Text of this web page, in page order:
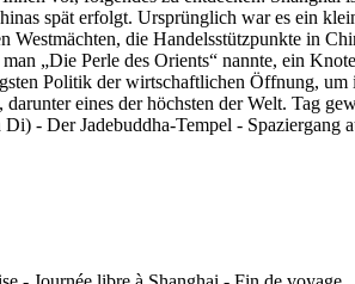
spät erfolgt. Ursprünglich war es ein
die Handelsstützpunkte in
„Die Perle des Orients“ nannte, ein
Politik der wirtschaftlichen Öffnung,
eines der höchsten der Welt. Tag
- Der Jadebuddha-Tempel -